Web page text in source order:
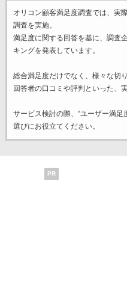
オリコン顧客満足度調査では、実
調査を実施。
満足度に関する回答を基に、調査
キングを発表しています。
総合満足度だけでなく、様々な切
回答者の口コミや評判といった、
サービス検討の際、“ユーザー満足
選びにお役立てください。
PR